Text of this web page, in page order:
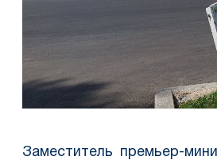
Заместитель премьер-